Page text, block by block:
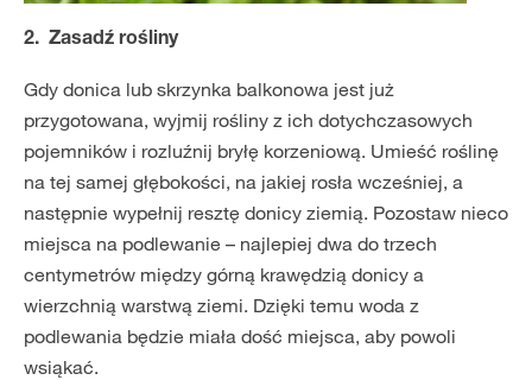
2. Zasadź rośliny
Gdy donica lub skrzynka balkonowa jest już
przygotowana, wyjmij rośliny z ich dotychczasowych
pojemników i rozluźnij bryłę korzeniową. Umieść roślinę
na tej samej głębokości, na jakiej rosła wcześniej, a
następnie wypełnij resztę donicy ziemią. Pozostaw nieco
miejsca na podlewanie – najlepiej dwa do trzech
centymetrów między górną krawędzią donicy a
wierzchnią warstwą ziemi. Dzięki temu woda z
podlewania będzie miała dość miejsca, aby powoli
wsiąkać.